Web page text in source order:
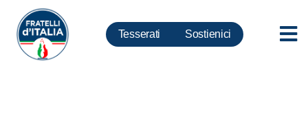
Tesserati Sostienici